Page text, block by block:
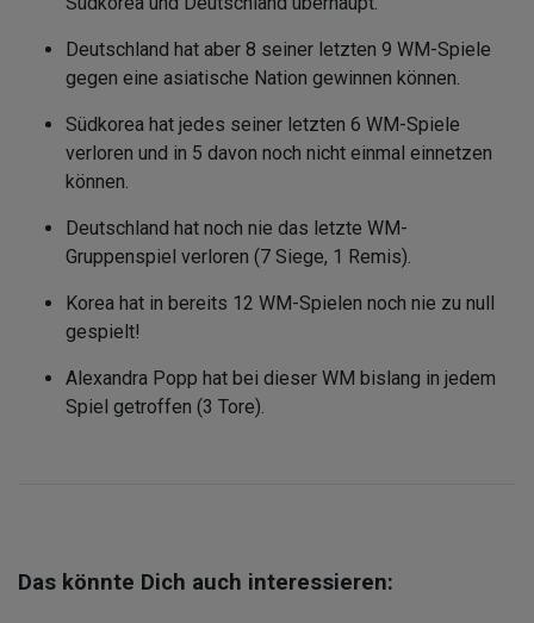
Deutschland hat aber 8 seiner letzten 9 WM-Spiele
gegen eine asiatische Nation gewinnen können.
Südkorea hat jedes seiner letzten 6 WM-Spiele
verloren und in 5 davon noch nicht einmal einnetzen
können.
Deutschland hat noch nie das letzte WM-
Gruppenspiel verloren (7 Siege, 1 Remis).
Korea hat in bereits 12 WM-Spielen noch nie zu null
gespielt!
Alexandra Popp hat bei dieser WM bislang in jedem
Spiel getroffen (3 Tore).
Das könnte Dich auch interessieren: